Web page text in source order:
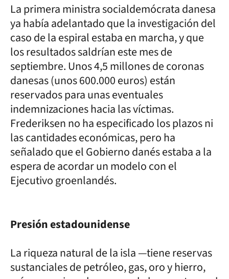
La primera ministra socialdemócrata danesa
ya había adelantado que la investigación del
caso de la espiral estaba en marcha, y que
los resultados saldrían este mes de
septiembre. Unos 4,5 millones de coronas
danesas (unos 600.000 euros) están
reservados para unas eventuales
indemnizaciones hacia las víctimas.
Frederiksen no ha especificado los plazos ni
las cantidades económicas, pero ha
señalado que el Gobierno danés estaba a la
espera de acordar un modelo con el
Ejecutivo groenlandés.
Presión estadounidense
La riqueza natural de la isla —tiene reservas
sustanciales de petróleo, gas, oro y hierro,